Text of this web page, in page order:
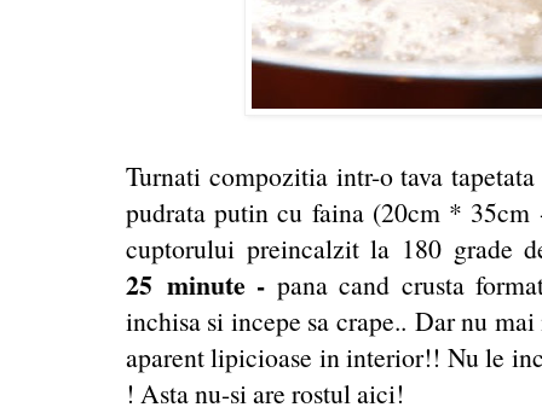
Turnati compozitia intr-o tava
pudrata putin cu faina (20cm *
cuptorului preincalzit la 180 grade
25 minute - pana cand crusta
inchisa si incepe sa crape.. Dar nu
aparent lipicioase in interior!! Nu le
! Asta nu-si are rostul aici!